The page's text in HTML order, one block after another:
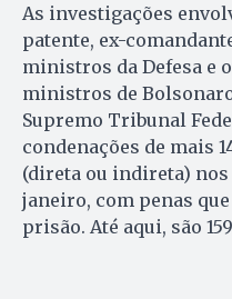
As investigações
patente, ex-
ministros da Defesa e
ministros de
Supremo Tribunal
condenações de mais
(direta ou indireta) nos
janeiro, com penas que
prisão. Até aqui, são